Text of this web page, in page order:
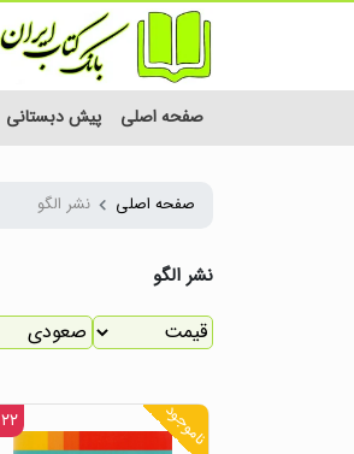
صفحه اصلی پیش دبستانی
صفحه اصلی نشر الگو
نشر الگو
ناموجود ۲۲ %